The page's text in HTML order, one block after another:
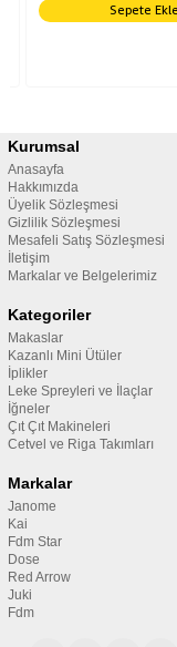
Sepete Ekle
Kurumsal
Anasayfa
Hakkımızda
Üyelik Sözleşmesi
Gizlilik Sözleşmesi
Mesafeli Satış Sözleşmesi
İletişim
Markalar ve Belgelerimiz
Kategoriler
Makaslar
Kazanlı Mini Ütüler
İplikler
Leke Spreyleri ve İlaçlar
İğneler
Çıt Çıt Makineleri
Cetvel ve Riga Takımları
Markalar
Janome
Kai
Fdm Star
Dose
Red Arrow
Juki
Fdm